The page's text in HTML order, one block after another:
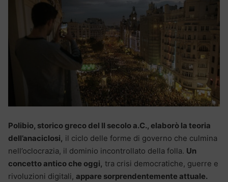
Polibio, storico greco del II secolo a.C., elaborò la teoria
dell’anaciclosi, il ciclo delle forme di governo che culmina
nell’oclocrazia, il dominio incontrollato della folla. Un
concetto antico che oggi, tra crisi democratiche, guerre e
rivoluzioni digitali, appare sorprendentemente attuale.